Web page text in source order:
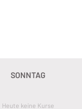
SONNTAG
Heute keine Kurse